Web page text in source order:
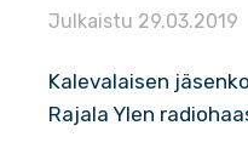
Julkaistu 29.03.2019
Kalevalaisen
Rajala Ylen